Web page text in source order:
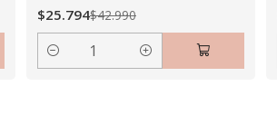
$25.794$42.990
Cantidad